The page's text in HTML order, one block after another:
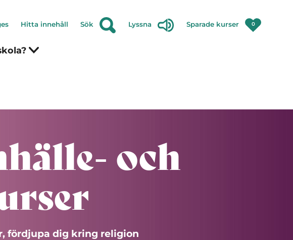
Hitta innehåll Sök Lyssna Sparade kurser 0
och
fördjupa dig kring religion